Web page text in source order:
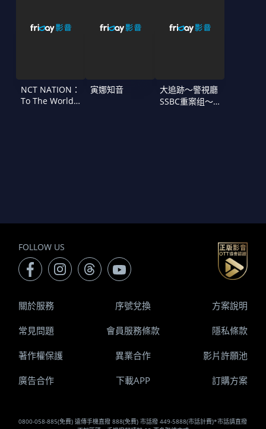
NCT NATION：
To The World
寅娜知音
大追跡〜警視廳
SSBC重案组〜
FOLLOW US
0800-058-885(免費) 遠傳手機直撥 888(免費) 市話撥 449-5888(市話計費)*市話請直撥
關於服務 序號兌換 方案說明
常見問題 會員服務條款 隱私條款
著作權保護 異業合作 影片許願池
廣告合作 下載APP 訂購方案